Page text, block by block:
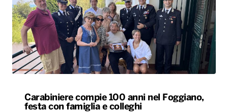
Carabiniere compie 100 anni nel Foggiano,
festa con famiglia e colleghi